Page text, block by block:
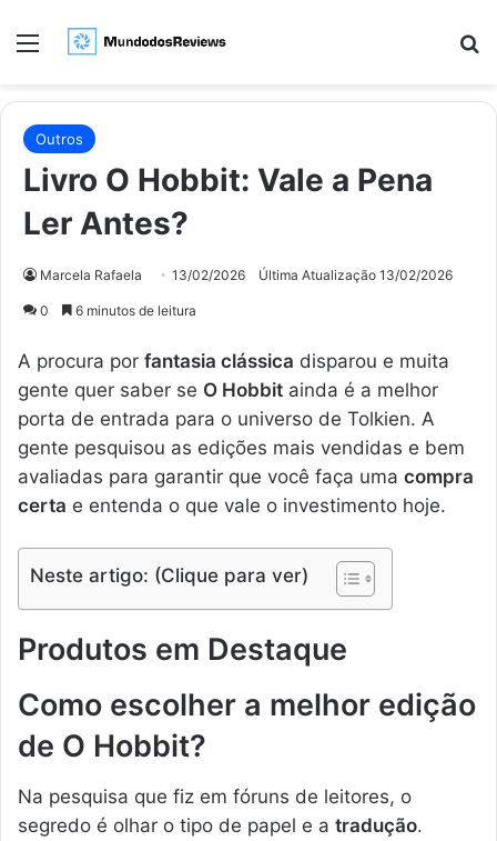
Menu
Outros
Livro O Hobbit: Vale a Pena
Ler Antes?
Marcela Rafaela 13/02/2026 Última Atualização 13/02/2026
0 6 minutos de leitura
A procura por fantasia clássica disparou e muita
gente quer saber se O Hobbit ainda é a melhor
porta de entrada para o universo de Tolkien. A
gente pesquisou as edições mais vendidas e bem
avaliadas para garantir que você faça uma compra
certa e entenda o que vale o investimento hoje.
Neste artigo: (Clique para ver)
Produtos em Destaque
Como escolher a melhor edição
de O Hobbit?
Na pesquisa que fiz em fóruns de leitores, o
segredo é olhar o tipo de papel e a tradução.